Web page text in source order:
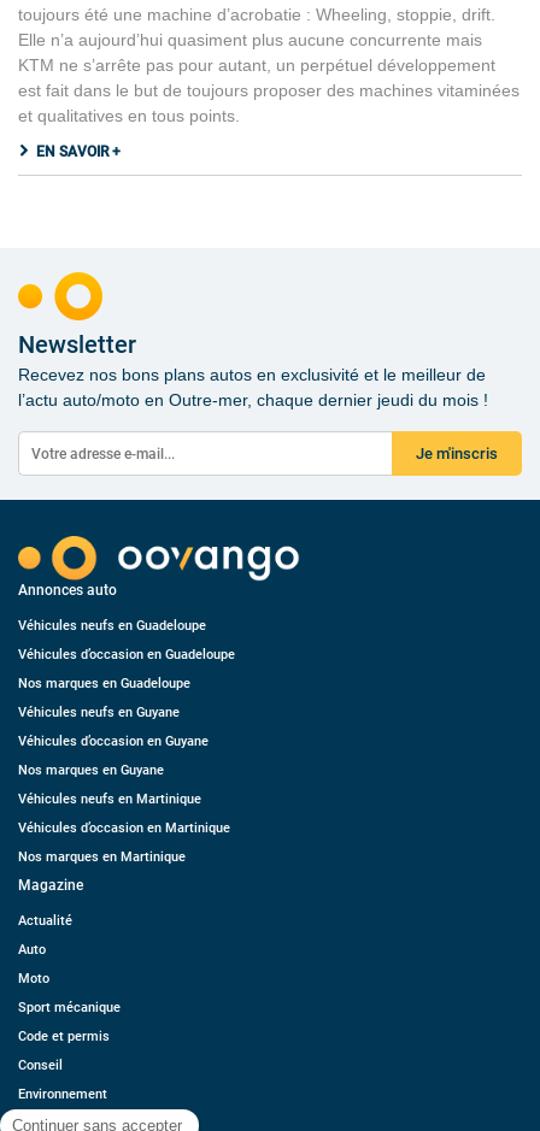
toujours été une machine d’acrobatie : Wheeling, stoppie, drift.
Elle n’a aujourd’hui quasiment plus aucune concurrente mais
KTM ne s’arrête pas pour autant, un perpétuel développement
est fait dans le but de toujours proposer des machines vitaminées
et qualitatives en tous points.
EN SAVOIR +
Newsletter
Recevez nos bons plans autos en exclusivité et le meilleur de
l’actu auto/moto en Outre-mer, chaque dernier jeudi du mois !
Je m'inscris
Annonces auto
Véhicules neufs en Guadeloupe
Véhicules d’occasion en Guadeloupe
Nos marques en Guadeloupe
Véhicules neufs en Guyane
Véhicules d’occasion en Guyane
Nos marques en Guyane
Véhicules neufs en Martinique
Véhicules d’occasion en Martinique
Nos marques en Martinique
Magazine
Actualité
Auto
Moto
Sport mécanique
Code et permis
Conseil
Environnement
Économie